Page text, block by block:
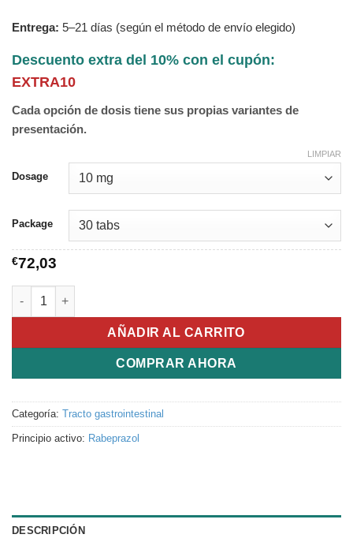
Entrega: 5–21 días (según el método de envío elegido)
Descuento extra del 10% con el cupón:
EXTRA10
Cada opción de dosis tiene sus propias variantes de
presentación.
Dosage
Package
LIMPIAR
€72,03
Aciphex cantidad
AÑADIR AL CARRITO
COMPRAR AHORA
Categoría: Tracto gastrointestinal
Principio activo: Rabeprazol
DESCRIPCIÓN